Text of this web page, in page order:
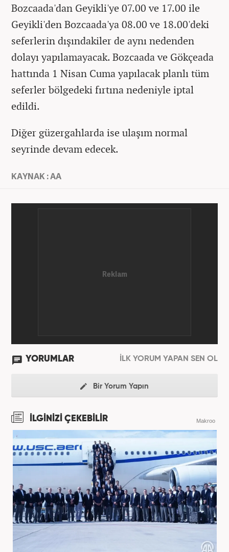
Bozcaada'dan Geyikli'ye 07.00 ve 17.00 ile
Geyikli'den Bozcaada'ya 08.00 ve 18.00'deki
seferlerin dışındakiler de aynı nedenden
dolayı yapılamayacak. Bozcaada ve Gökçeada
hattında 1 Nisan Cuma yapılacak planlı tüm
seferler bölgedeki fırtına nedeniyle iptal
edildi.
Diğer güzergahlarda ise ulaşım normal
seyrinde devam edecek.
KAYNAK : AA
YORUMLAR İLK YORUM YAPAN SEN OL
Bir Yorum Yapın
İLGİNİZİ ÇEKEBİLİR Makroo